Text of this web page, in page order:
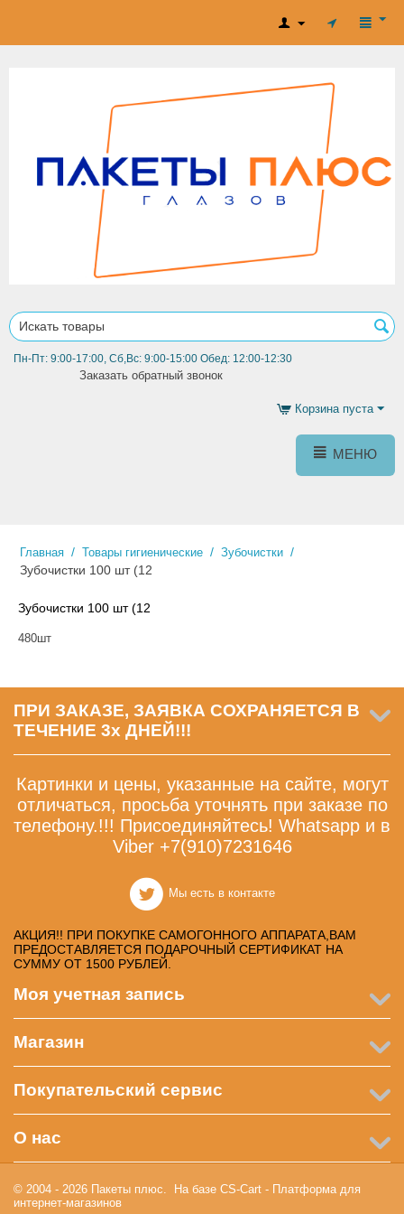
Пн-Пт: 9:00-17:00, Сб,Вс: 9:00-15:00 Обед: 12:00-12:30
Заказать обратный звонок
Корзина пуста
МЕНЮ
Главная / Товары гигиенические / Зубочистки /
Зубочистки 100 шт (12
Зубочистки 100 шт (12
480шт
ПРИ ЗАКАЗЕ, ЗАЯВКА СОХРАНЯЕТСЯ В
ТЕЧЕНИЕ 3х ДНЕЙ!!!
Картинки и цены, указанные на сайте, могут
отличаться, просьба уточнять при заказе по
телефону.!!! Присоединяйтесь! Whatsapp и в
Viber +7(910)7231646
Мы есть в контакте
АКЦИЯ!! ПРИ ПОКУПКЕ САМОГОННОГО АППАРАТА,ВАМ
ПРЕДОСТАВЛЯЕТСЯ ПОДАРОЧНЫЙ СЕРТИФИКАТ НА
СУММУ ОТ 1500 РУБЛЕЙ.
Моя учетная запись
Магазин
Покупательский сервис
О нас
© 2004 - 2026 Пакеты плюс. На базе CS-Cart - Платформа для
интернет-магазинов